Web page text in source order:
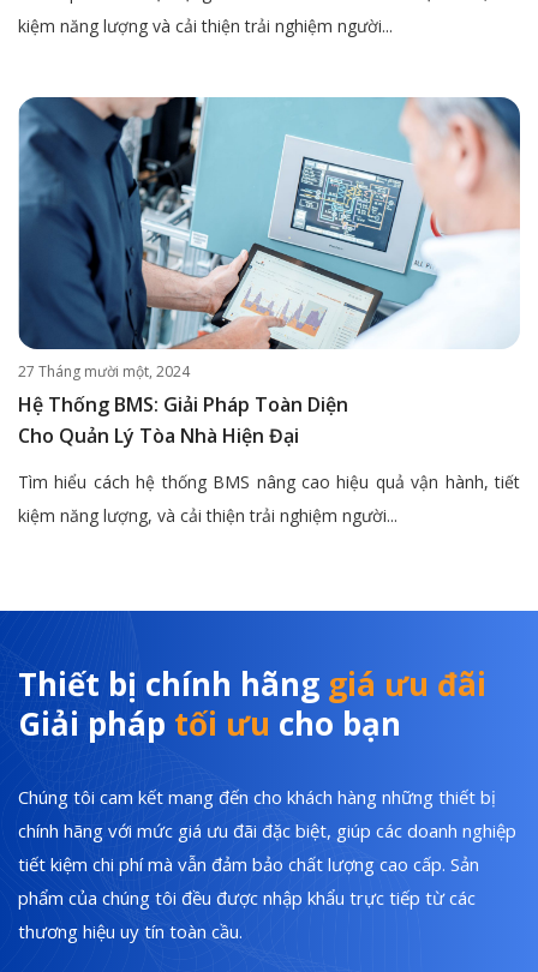
kiệm năng lượng và cải thiện trải nghiệm người...
27 Tháng mười một, 2024
Hệ Thống BMS: Giải Pháp Toàn Diện
Cho Quản Lý Tòa Nhà Hiện Đại
Tìm hiểu cách hệ thống BMS nâng cao hiệu quả vận hành, tiết
kiệm năng lượng, và cải thiện trải nghiệm người...
Thiết bị chính hãng giá ưu đãi
Giải pháp tối ưu cho bạn
Chúng tôi cam kết mang đến cho khách hàng những thiết bị
chính hãng với mức giá ưu đãi đặc biệt, giúp các doanh nghiệp
tiết kiệm chi phí mà vẫn đảm bảo chất lượng cao cấp. Sản
phẩm của chúng tôi đều được nhập khẩu trực tiếp từ các
thương hiệu uy tín toàn cầu.